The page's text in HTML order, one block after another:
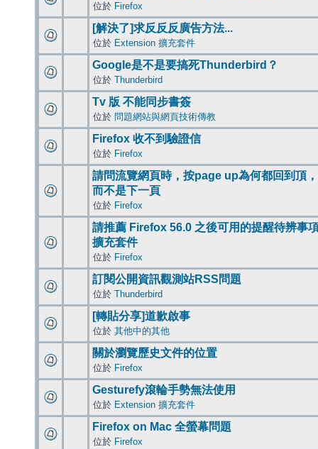
位於 Firefox
[解決了]求反反反廣告方法...
位於 Extension 擴充套件
Google是不是要搞死Thunderbird？
位於 Thunderbird
Tv 版 不能同步書簽
位於 問題網站與網頁技術傳教
Firefox 收不到驗證信
位於 Firefox
請問流覽網頁時，按page up為何都回到頂，
而不是下一頁
位於 Firefox
請推薦 Firefox 56.0 之後可用的提醒待辨事
擴充套件
位於 Firefox
訂閱公開資訊觀測站RSS問題
位於 Thunderbird
[轉貼分享]道歉啟事
位於 其他中的其他
關於瀏覽歷史文件的位置
位於 Firefox
Gesturefy滾輪手勢無法使用
位於 Extension 擴充套件
Firefox on Mac 全螢幕問題
位於 Firefox